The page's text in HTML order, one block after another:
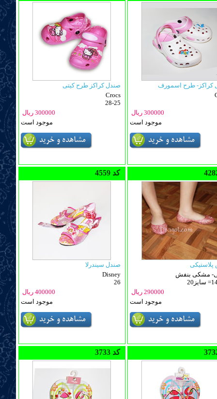
صندل کراکز طرح کیتی
Crocs
28-25
300000 ریال
موجود است
کراکز- طرح اسمورف
300000 ریال
موجود است
4559 کد
صندل سیندرلا
Disney
26
400000 ریال
موجود است
مشکی بنفش
290000 ریال
موجود است
3733 کد